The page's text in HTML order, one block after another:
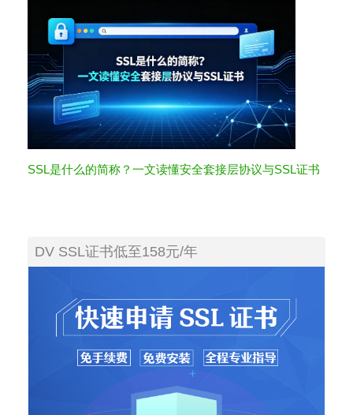
SSL是什么的简称？一文读懂安全套接层协议与SSL证书
DV SSL证书低至158元/年